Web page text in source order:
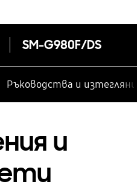
SM-G980F/DS
Ръководства и
и